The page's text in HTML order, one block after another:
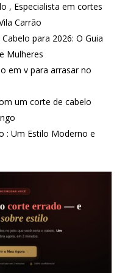
, Especialista em cortes
Carrão
para 2026: O Guia
Mulheres
em v para arrasar no
um corte de cabelo
: Um Estilo Moderno e